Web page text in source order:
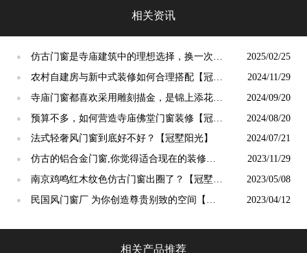
相关资讯
●
仿古门窗是寺庙建筑中的理想选择，换一次用
终生【冠墅阳光】
2025/02/25
●
农村自建房与新中式装修如何合理搭配【冠墅
阳光】
2024/11/29
●
寺庙门窗都喜欢采用雕刻描金，是锦上添花
吗？【冠墅阳光】
2024/09/20
●
预算不多，如何营造寺庙佛堂门窗装修【冠墅
阳光】
2024/08/20
● 法式轻奢风门窗到底好不好？【冠墅阳光】 2024/07/21
●
仿古的铝合金门窗,你觉得适合现在的装修吗?
【冠墅阳光】
2023/11/29
●
南京鸡鸣红木纹色仿古门窗出圈了？【冠墅阳
光】
2023/05/08
●
民国风门窗厂 为你创造尊贵别致的空间【冠
2023/04/12
相关产品推荐